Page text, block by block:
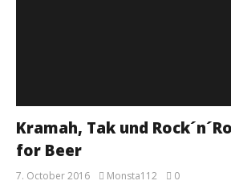
Kramah, Tak und
for Beer
7. October 2016 Monsta112 0